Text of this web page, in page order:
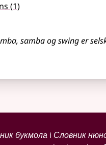
(1)
samba og swing er
букмола і Словник